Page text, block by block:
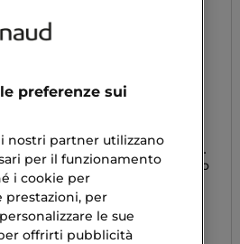
DIOR
ROUGE DIOR BALSAMO
COLORATO
Balsamo labbra colorato
– 95%* di ingredienti di
origine naturale –
trattamento floreale –
colore couture –
ricaricabile
preferenze sui
nostri partner utilizzano
per il funzionamento
i cookie per
prestazioni, per
le sue
offrirti pubblicità